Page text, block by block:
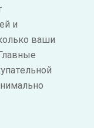
и
ваши